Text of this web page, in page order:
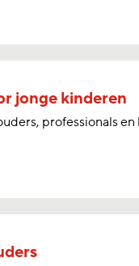
jonge kinderen
professionals en